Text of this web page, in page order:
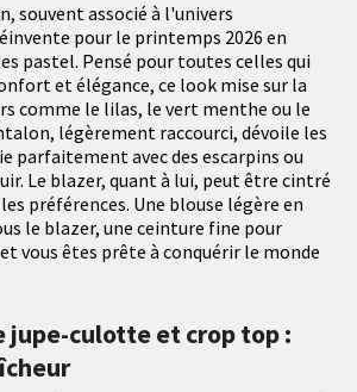
souvent associé à l'univers
pour le printemps 2026 en
pastel. Pensé pour toutes celles qui
et élégance, ce look mise sur la
comme le lilas, le vert menthe ou le
légèrement raccourci, dévoile les
parfaitement avec des escarpins ou
Le blazer, quant à lui, peut être cintré
préférences. Une blouse légère en
le blazer, une ceinture fine pour
vous êtes prête à conquérir le monde
jupe-culotte et crop top :